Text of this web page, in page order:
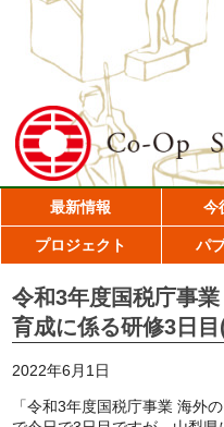
最新情報 今
プロジェクト パ
令和3年度国税庁事
育成に係る研修3日
2022年6月1日
「令和3年度国税庁事業 海外